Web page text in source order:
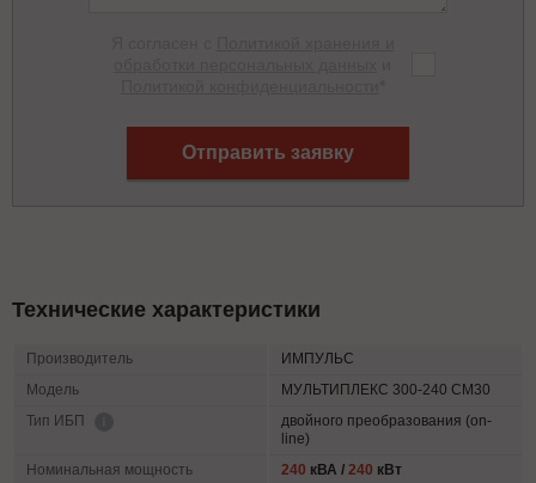
Отправить заявку
Технические характеристики
Производитель
ИМПУЛЬС
Модель
МУЛЬТИПЛЕКС 300-240 СМ30
Тип ИБП
двойного преобразования (on-
line)
Номинальная мощность
240 кВА / 240 кВт